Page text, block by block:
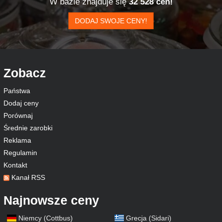
DODAJ SWOJE CENY!
Zobacz
Państwa
Dodaj ceny
Porównaj
Średnie zarobki
Reklama
Regulamin
Kontakt
Kanał RSS
Najnowsze ceny
Niemcy (Cottbus) Grecja (Sidari)